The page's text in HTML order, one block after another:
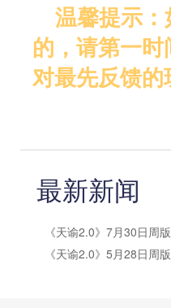
温馨提示
的，请第一
对最先反馈
最新新闻